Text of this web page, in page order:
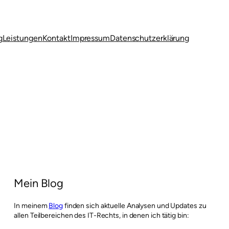
LeistungenKontaktImpressumDatenschutzerklärung
Mein Blog
In meinemBlogfinden sich aktuelle Analysen und Updates zu
allen Teilbereichen des IT-Rechts, in denen ich tätig bin: